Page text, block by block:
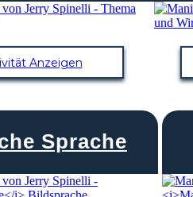
Anzeigen
Sprache